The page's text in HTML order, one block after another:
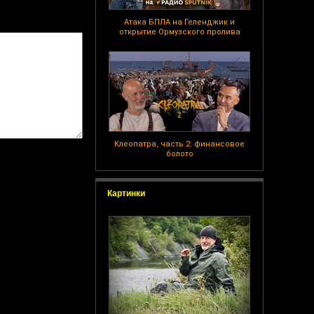
Атака БПЛА на Геленджик и
открытие Ормузского пролива
Клеопатра, часть 2: финансовое
болото
Картинки